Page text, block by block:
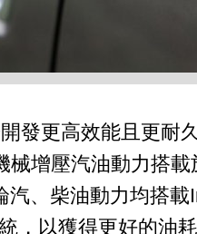
發更高效能且更耐
械增壓汽油動力搭
汽、柴油動力均搭載
，以獲得更好的油